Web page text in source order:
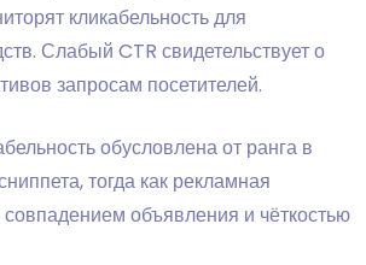
кликабельность для
Слабый CTR свидетельствует о
запросам посетителей.
обусловлена от ранга в
тогда как рекламная
объявления и чёткостью